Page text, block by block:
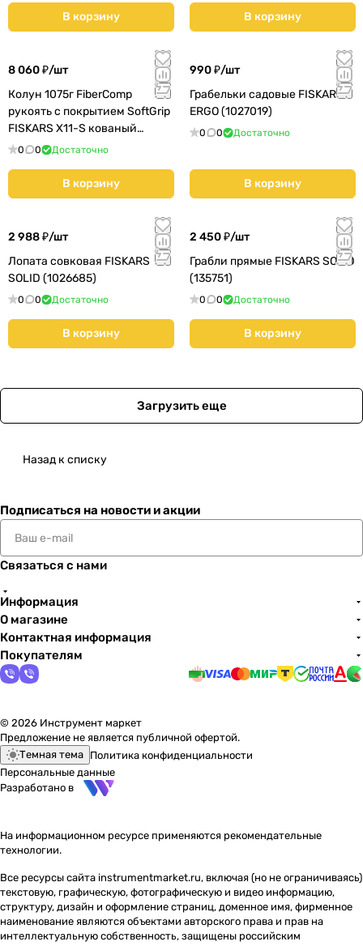
В корзину В корзину
8 060 ₽/шт
Колун 1075г FiberComp
рукоять с покрытием SoftGrip
FISKARS X11-S кованый
(1015640)
0 0 Достаточно
В корзину
990 ₽/шт
Грабельки садовые FISKARS
ERGO (1027019)
0 0 Достаточно
В корзину
2 988 ₽/шт
Лопата совковая FISKARS
SOLID (1026685)
0 0 Достаточно
В корзину
2 450 ₽/шт
Грабли прямые FISKARS SOLID
(135751)
0 0 Достаточно
В корзину
Загрузить еще
Назад к списку
Подписаться на новости и акции
Связаться с нами
Информация
О магазине
Контактная информация
Покупателям
© 2026 Инструмент маркет
Предложение не является публичной офертой.
Темная тема Политика конфиденциальности
Персональные данные
Разработано в
На информационном ресурсе применяются рекомендательные
технологии.
Все ресурсы сайта instrumentmarket.ru, включая (но не ограничиваясь)
текстовую, графическую, фотографическую и видео информацию,
структуру, дизайн и оформление страниц, доменное имя, фирменное
наименование являются объектами авторского права и прав на
интеллектуальную собственность, защищены российским